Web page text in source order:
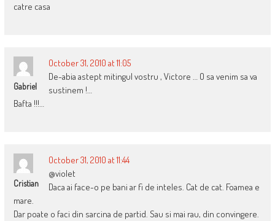
catre casa
Gabriel
October 31, 2010 at 11:05
De-abia astept mitingul vostru , Victore … O sa venim sa va
sustinem !…
Bafta !!!…
Cristian
October 31, 2010 at 11:44
@violet
Daca ai face-o pe bani ar fi de inteles. Cat de cat. Foamea e
mare.
Dar poate o faci din sarcina de partid. Sau si mai rau, din convingere.